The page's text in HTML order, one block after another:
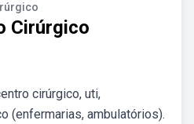
Cirúrgico
cirúrgico, uti,
(enfermarias, ambulatórios).